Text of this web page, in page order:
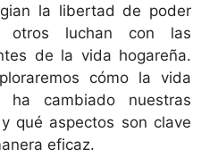
la libertad de poder
otros luchan con las
de la vida hogareña.
cómo la vida
ha cambiado nuestras
qué aspectos son clave
eficaz.